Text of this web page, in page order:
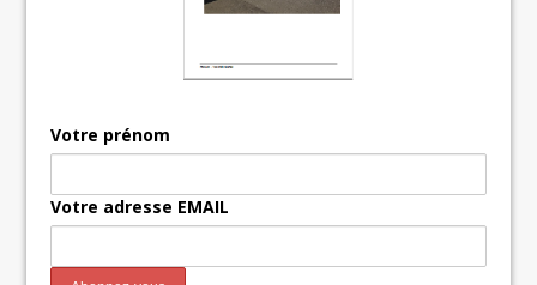
Votre prénom
Votre adresse EMAIL